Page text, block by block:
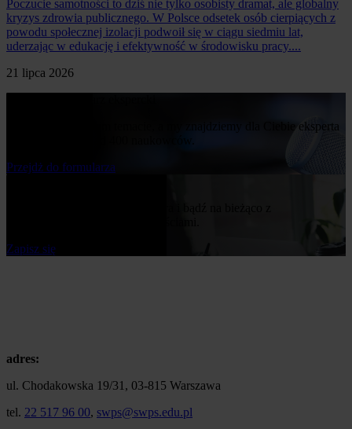
Poczucie samotności to dziś nie tylko osobisty dramat, ale globalny
kryzys zdrowia publicznego. W Polsce odsetek osób cierpiących z
powodu społecznej izolacji podwoił się w ciągu siedmiu lat,
uderzając w edukację i efektywność w środowisku pracy....
21 lipca 2026
Napisz nam o swoim temacie, a my znajdziemy dla Ciebie eksperta
Przejdż do formularza
Zapisz się
adres:
ul. Chodakowska 19/31, 03-815 Warszawa
tel. 22 517 96 00, swps@swps.edu.pl